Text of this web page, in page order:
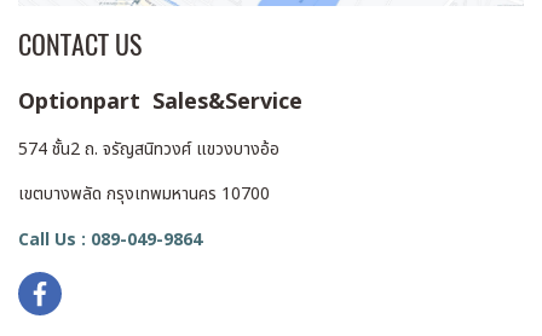
CONTACT US
Optionpart Sales&Service
574 ชั้น2 ถ. จรัญสนิทวงศ์ แขวงบางอ้อ
เขตบางพลัด กรุงเทพมหานคร 10700
Call Us : 089-049-9864